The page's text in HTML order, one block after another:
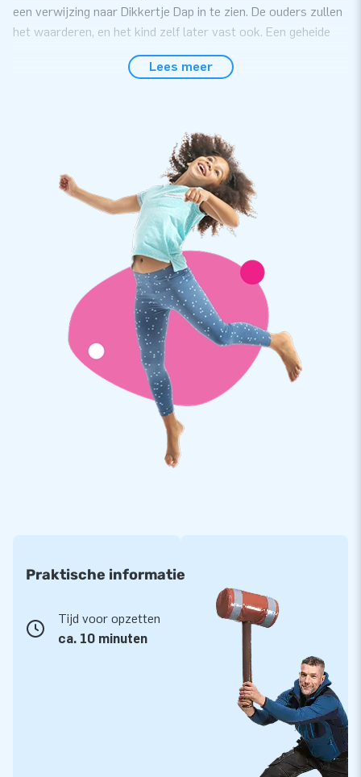
een verwijzing naar Dikkertje Dap in te zien. De ouders zullen
het waarderen, en het kind zelf later vast ook. Een geheide
Deze grote giraffe met in de nek klimmende baby is zeer
eenvoudig én snel op te zetten in de tuin of bijvoorbeeld op
de oprit van de nieuwbakken ouders. Wordt uiteraard
geleverd inclusief duidelijke handleiding, een transportzak en
bevestigingsmateriaal, terwijl we er ook een reparatiesetje bij
doen om eventuele ongelukjes snel te verhelpen. Een snel te
plaatsen blikvanger van de bovenste plank.
Topkwaliteit met 5 jaar garantie
De inflatable poppen van JB zijn duurzaam en eenvoudig
schoon te houden, want ze zijn gemaakt van sterk, hoge
kwaliteit nylon. Bovendien zijn ze op meerdere punten
verstevigd en meervoudig gestikt. We geven je op deze
giraffe liefst 5 jaar garantie. Zo lever jij met dit product
jarenlang optimaal speelplezier.
Bij JB laten we al meer dan 15 jaar mensen een gat in de
lucht te springen. Vaak letterlijk en wereldwijd! Onze
ontwikkelaars, designers en andere medewerkers zorgen
voor opblaasattracties van topkwaliteit! Samenwerken met
JB betekent professionele service en levering. Daarom
noemen ze ons ook wel ‘creators of greatness’!
Lees meer
Praktische informatie
Tijd voor opzetten
ca. 10 minuten